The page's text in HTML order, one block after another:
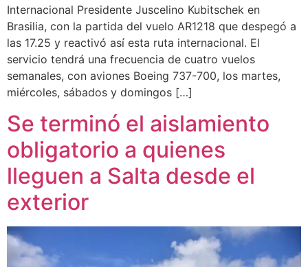
Internacional Presidente Juscelino Kubitschek en
Brasilia, con la partida del vuelo AR1218 que despegó a
las 17.25 y reactivó así esta ruta internacional. El
servicio tendrá una frecuencia de cuatro vuelos
semanales, con aviones Boeing 737-700, los martes,
miércoles, sábados y domingos […]
Se terminó el aislamiento
obligatorio a quienes
lleguen a Salta desde el
exterior